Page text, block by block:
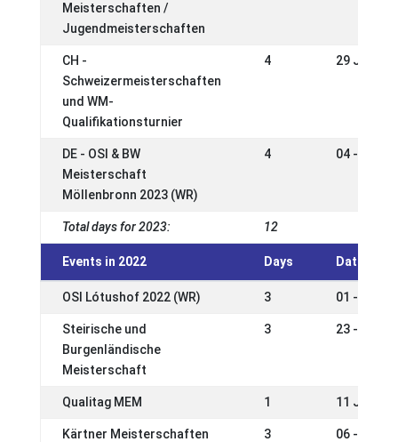
Meisterschaften /
Jugendmeisterschaften
CH -
Schweizermeisterschaften
und WM-
Qualifikationsturnier
4 29 Jun -
DE - OSI & BW
Meisterschaft
Möllenbronn 2023 (WR)
4 04 - 07
Total days for 2023: 12
Events in 2022 Days Date
OSI Lótushof 2022 (WR) 3 01 - 03
Steirische und
Burgenländische
Meisterschaft
3 23 - 25
Qualitag MEM 1 11 Jun
Kärtner Meisterschaften 3 06 - 08